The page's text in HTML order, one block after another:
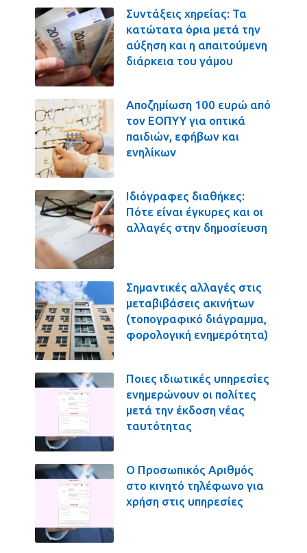
Συντάξεις χηρείας: Τα
κατώτατα όρια μετά την
αύξηση και η απαιτούμενη
διάρκεια του γάμου
Αποζημίωση 100 ευρώ από
τον ΕΟΠΥΥ για οπτικά
παιδιών, εφήβων και
ενηλίκων
Ιδιόγραφες διαθήκες:
Πότε είναι έγκυρες και οι
αλλαγές στην δημοσίευση
Σημαντικές αλλαγές στις
μεταβιβάσεις ακινήτων
(τοπογραφικό διάγραμμα,
φορολογική ενημερότητα)
Ποιες ιδιωτικές υπηρεσίες
ενημερώνουν οι πολίτες
μετά την έκδοση νέας
ταυτότητας
Ο Προσωπικός Αριθμός
στο κινητό τηλέφωνο για
χρήση στις υπηρεσίες